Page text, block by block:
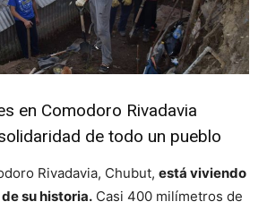
en Comodoro Rivadavia
de todo un pueblo
Rivadavia, Chubut, está viviendo
su historia. Casi 400 milímetros de